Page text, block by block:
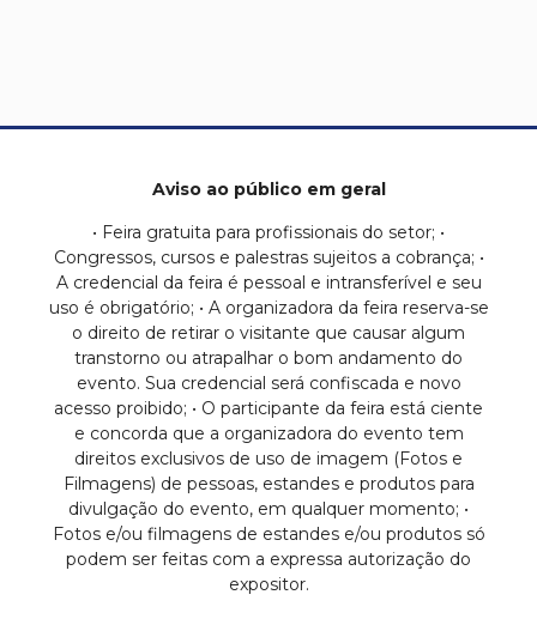
Aviso ao público em geral
• Feira gratuita para profissionais do setor; •
Congressos, cursos e palestras sujeitos a cobrança; •
A credencial da feira é pessoal e intransferível e seu
uso é obrigatório; • A organizadora da feira reserva-se
o direito de retirar o visitante que causar algum
transtorno ou atrapalhar o bom andamento do
evento. Sua credencial será confiscada e novo
acesso proibido; • O participante da feira está ciente
e concorda que a organizadora do evento tem
direitos exclusivos de uso de imagem (Fotos e
Filmagens) de pessoas, estandes e produtos para
divulgação do evento, em qualquer momento; •
Fotos e/ou filmagens de estandes e/ou produtos só
podem ser feitas com a expressa autorização do
expositor.